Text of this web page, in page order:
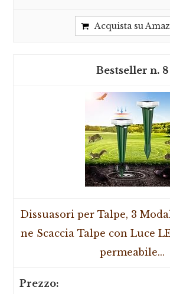
Acquista su
8
Dissuasori per Talpe, 3
ne Scaccia Talpe con Luce
permeabile...